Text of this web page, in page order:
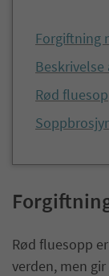
​​​Forgiftning
​Rød
Rød fluesopp
verden, men